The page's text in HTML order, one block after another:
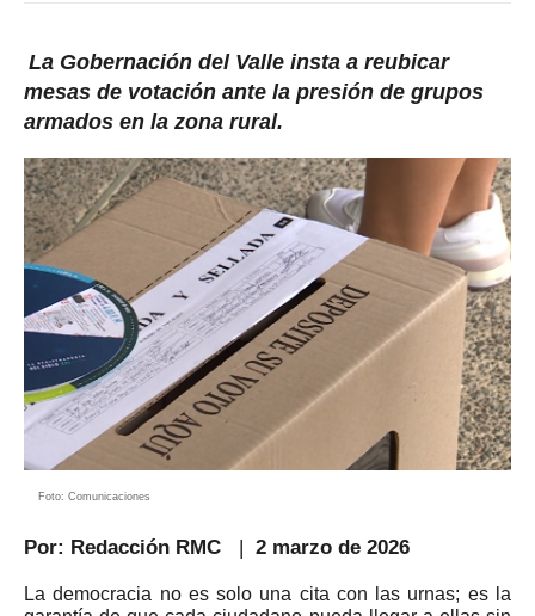
La Gobernación del Valle insta a reubicar
mesas de votación ante la presión de grupos
armados en la zona rural.
Foto: Comunicaciones
Por: Redacción RMC | 2 marzo de 2026
La democracia no es solo una cita con las urnas; es la